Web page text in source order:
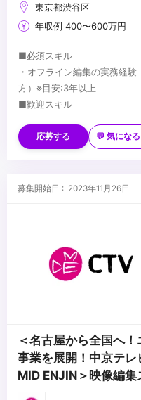
東京都渋谷区
年収例 400〜600万円
■必須スキル
・オフライン編集の実務経
方）※目安:3年以上
■歓迎スキル
...
応募する 💬 気にな
募集開始日 : 2023年11月26日
＜名古屋から全国へ
事業を展開！中京テ
MID ENJIN＞映像編集